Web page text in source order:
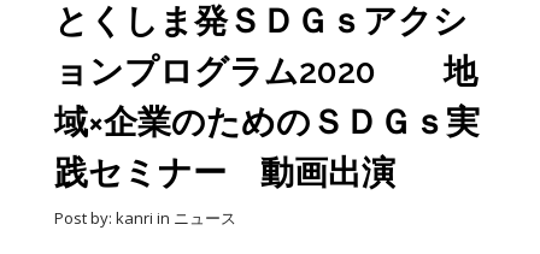
とくしま発ＳＤＧｓアクシ
ョンプログラム2020 地
域×企業のためのＳＤＧｓ実
践セミナー 動画出演
Post by: kanri in ニュース